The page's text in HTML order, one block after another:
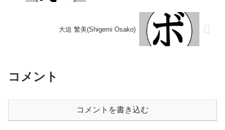
大迫 繁美(Shigemi Osako)
コメント
コメントを書き込む